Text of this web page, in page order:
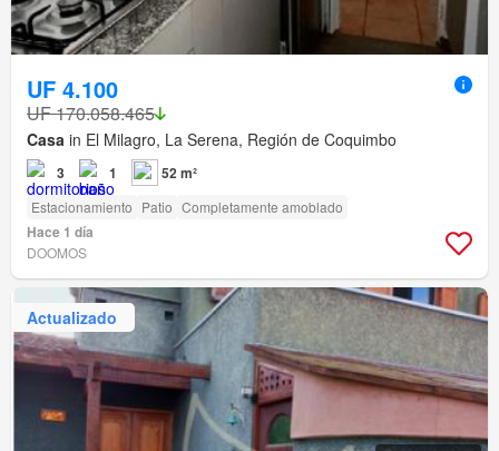
UF 4.100
UF 170.058.465
Casa in El Milagro, La Serena, Región de Coquimbo
3 1 52 m²
Estacionamiento Patio Completamente amoblado
Hace 1 día
DOOMOS
Actualizado